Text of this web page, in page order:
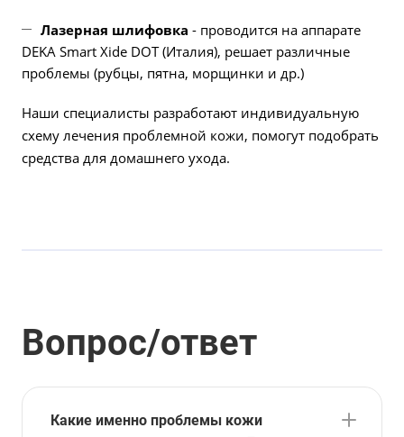
Лазерная шлифовка - проводится на аппарате
DEKA Smart Xide DOT (Италия), решает различные
проблемы (рубцы, пятна, морщинки и др.)
Наши специалисты разработают индивидуальную
схему лечения проблемной кожи, помогут подобрать
средства для домашнего ухода.
Вопрос/ответ
Какие именно проблемы кожи